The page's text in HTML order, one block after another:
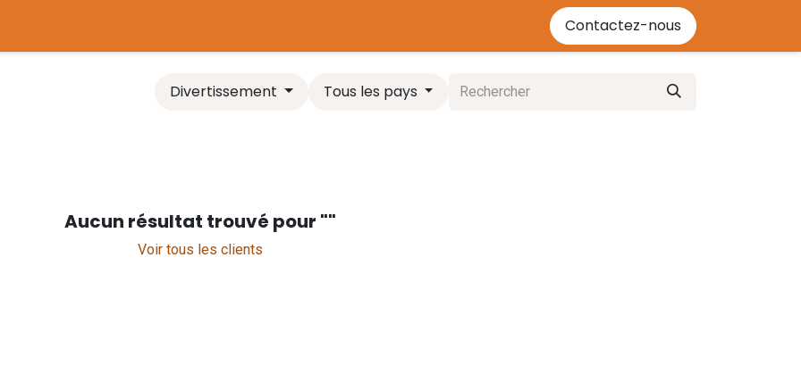
Contactez-nous Événements
Contactez-nous
Divertissement Tous les pays
Aucun résultat trouvé pour ""
Voir tous les clients